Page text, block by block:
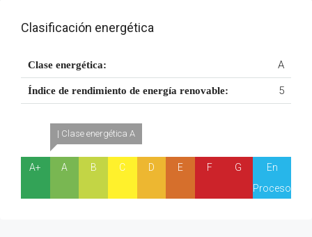
Clasificación energética
Clase energética: A
Índice de rendimiento de energía renovable: 5
A+
| Clase energética A
A B C D E F G
En
Proceso